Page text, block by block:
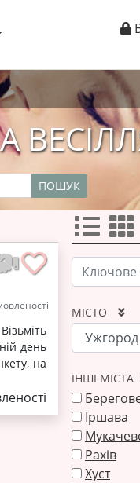
ПОШУК
МІСТО
ІНШІ МІСТА
Іршава
Рахів
Хуст
день
на